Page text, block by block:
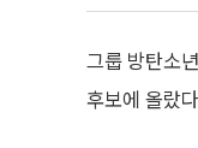
그룹 방탄소
후보에 올랐